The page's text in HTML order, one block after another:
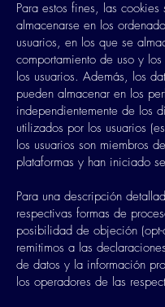
Para estos fines, las cookies
almacenarse en los
usuarios, en los que se
comportamiento de uso y
los usuarios. Además, los
pueden almacenar en los
independientemente de los
utilizados por los usuarios
los usuarios son miembros
plataformas y han iniciado
Para una descripción
respectivas formas de
posibilidad de objeción (opt-
remitimos a las
de datos y la información
los operadores de las